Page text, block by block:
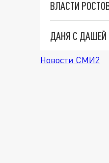
ВЛАСТИ
ДАНЯ С ДАШЕЙ
Новости СМИ2